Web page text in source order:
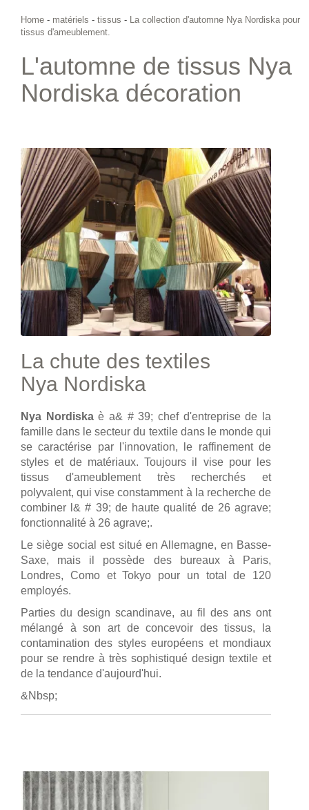
Home - matériels - tissus - La collection d'automne Nya Nordiska pour
tissus d'ameublement.
L'automne de tissus Nya
Nordiska décoration
La chute des textiles
Nya Nordiska
Nya Nordiskaè a& # 39; chef d'entreprise de la
famille dans le secteur du textile dans le monde qui
se caractérise par l'innovation, le raffinement de
styles et de matériaux. Toujours il vise pour les
tissus d'ameublement très recherchés et
polyvalent, qui vise constamment à la recherche de
combiner l& # 39; de haute qualité de 26 agrave;
fonctionnalité à 26 agrave;.
Le siège social est situé en Allemagne, en Basse-
Saxe, mais il possède des bureaux à Paris,
Londres, Como et Tokyo pour un total de 120
employés.
Parties du design scandinave, au fil des ans ont
mélangé à son art de concevoir des tissus, la
contamination des styles européens et mondiaux
pour se rendre à très sophistiqué design textile et
de la tendance d'aujourd'hui.
&Nbsp;